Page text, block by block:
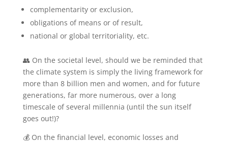
complementarity or exclusion,
obligations of means or of result,
national or global territoriality, etc.
👥 On the societal level, should we be reminded that
the climate system is simply the living framework for
more than 8 billion men and women, and for future
generations, far more numerous, over a long
timescale of several millennia (until the sun itself
goes out!)?
💰 On the financial level, economic losses and